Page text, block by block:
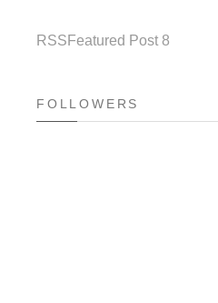
RSS Featured Post 8
FOLLOWERS